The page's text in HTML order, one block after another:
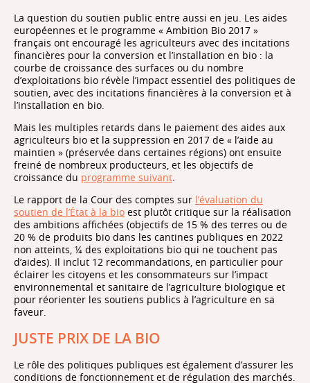
La question du soutien public entre aussi en jeu. Les aides
européennes et le programme « Ambition Bio 2017 »
français ont encouragé les agriculteurs avec des incitations
financières pour la conversion et l’installation en bio : la
courbe de croissance des surfaces ou du nombre
d’exploitations bio révèle l’impact essentiel des politiques de
soutien, avec des incitations financières à la conversion et à
l’installation en bio.
Mais les multiples retards dans le paiement des aides aux
agriculteurs bio et la suppression en 2017 de « l’aide au
maintien » (préservée dans certaines régions) ont ensuite
freiné de nombreux producteurs, et les objectifs de
croissance du programme suivant.
Le rapport de la Cour des comptes sur l’évaluation du
soutien de l’État à la bio est plutôt critique sur la réalisation
des ambitions affichées (objectifs de 15 % des terres ou de
20 % de produits bio dans les cantines publiques en 2022
non atteints, ¼ des exploitations bio qui ne touchent pas
d’aides). Il inclut 12 recommandations, en particulier pour
éclairer les citoyens et les consommateurs sur l’impact
environnemental et sanitaire de l’agriculture biologique et
pour réorienter les soutiens publics à l’agriculture en sa
faveur.
JUSTE PRIX DE LA BIO
Le rôle des politiques publiques est également d’assurer les
conditions de fonctionnement et de régulation des marchés.